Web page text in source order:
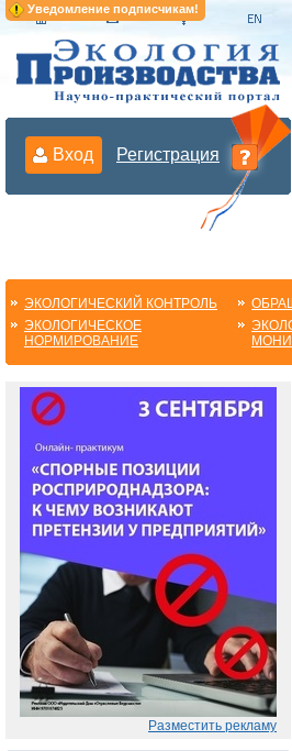
Уведомление подписчикам!
Вход Регистрация
ЭКОЛОГИЧЕСКИЙ КОНТРОЛЬ
ЭКОЛОГИЧЕСКОЕ
НОРМИРОВАНИЕ
Разместить рекламу